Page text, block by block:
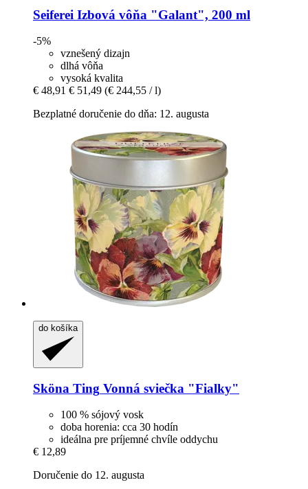
Seiferei Izbová vôňa "Galant", 200 ml
-5%
vznešený dizajn
dlhá vôňa
vysoká kvalita
€ 48,91 € 51,49 (€ 244,55 / l)
Bezplatné doručenie do dňa: 12. augusta
do košíka
Sköna Ting Vonná sviečka "Fialky"
100 % sójový vosk
doba horenia: cca 30 hodín
ideálna pre príjemné chvíle oddychu
€ 12,89
Doručenie do 12. augusta